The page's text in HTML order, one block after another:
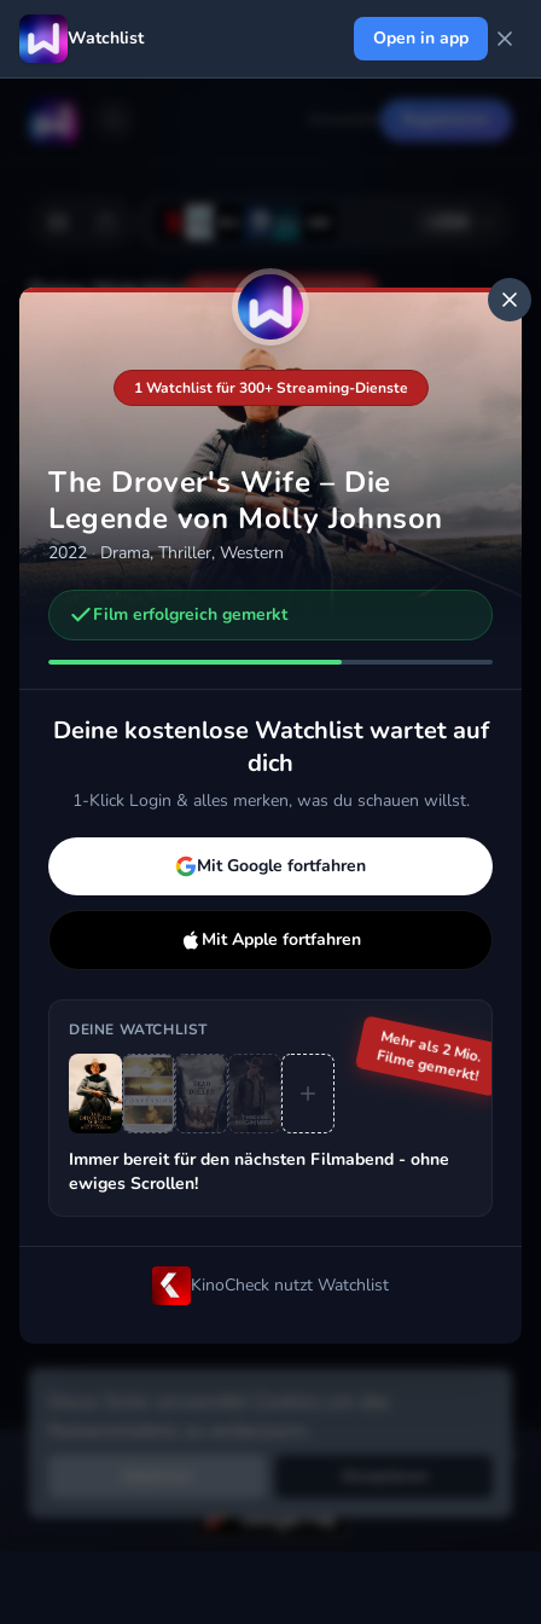
Watchlist Open in app
Deine Watchlist Noch nicht gespeichert
Hinzufügen
Weitere Trailer, die dich interessieren könnten
Confession
2012 · Drama
Merken
Mehr
Dead for a Dollar
2022 · Action, Drama, Thriller
Merken
Mehr
2015
Beliebt beim Streaming
Filme in Sekunden merken, Tipps von
1 Watchlist für 300+ Streaming-Dienste
The Drover's Wife – Die
Legende von Molly Johnson
2022 · Drama, Thriller, Western
Film erfolgreich gemerkt
Deine kostenlose Watchlist wartet auf
dich
1-Klick Login & alles merken, was du schauen willst.
Mit Google fortfahren
Mit Apple fortfahren
DEINE WATCHLIST
Immer bereit für den nächsten Filmabend - ohne
ewiges Scrollen!
Mehr als 2 Mio.
Filme gemerkt!
KinoCheck nutzt Watchlist